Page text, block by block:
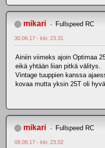
mikari Fullspeed RC
30.06.17 - klo: 23.31
Ainiin viimeks ajoin Optimaa
eikä yhtään liian pitkä välitys.
Vintage tuuppien kanssa
kovaa mutta yksin 25T oli
mikari Fullspeed RC
08.08.17 - klo: 23.02